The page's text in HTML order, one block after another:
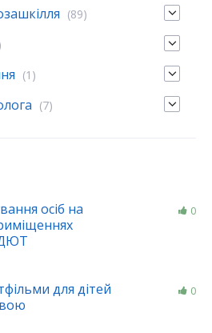
(89)
(1)
(7)
осіб на
0
для дітей
0